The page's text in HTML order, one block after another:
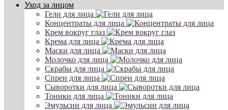
Уход за лицом
Гели для лица
Концентраты для лица
Крем вокруг глаз
Крема для лица
Маски для лица
Молочко для лица
Скрабы для лица
Спреи для лица
Сыворотки для лица
Тоники для лица
Эмульсии для лица